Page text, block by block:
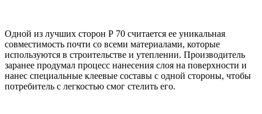
Одной из лучших сторон Р 70 считается ее уникальная
совместимость почти со всеми материалами, которые
используются в строительстве и утеплении. Производитель
заранее продумал процесс нанесения слоя на поверхности и
нанес специальные клеевые составы с одной стороны, чтобы
потребитель с легкостью смог стелить его.